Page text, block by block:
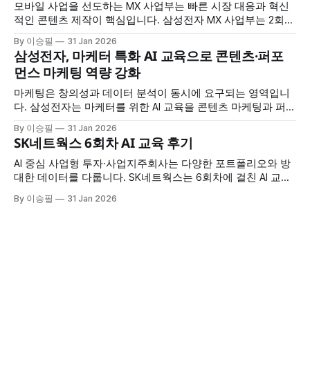
모바일 사업을 선도하는 MX 사업부는 빠른 시장 대응과 혁신
적인 콘텐츠 제작이 핵심입니다. 삼성전자 MX 사업부는 2회차
성, 업무 자동화까지 AI를 전방위로 활용하는 방법을 습득했습
니다. 교육 개요 * 교육 대상: 삼성전자 MX 사업부 * 교육 횟수:
2회차 * 교육 시간: 회차당 7시간 * 교육 특징: 시장조사·멀티
미디어
By 이승필 31 Jan 2026
삼성전자, 마케터 특화 AI 교육으로 콘텐츠·퍼포
먼스 마케팅 역량 강화
마케팅은 창의성과 데이터 분석이 동시에 요구되는 영역입니
다. 삼성전자는 마케터를 위한 AI 교육을 콘텐츠 마케팅과 퍼포
용법을 집중적으로 훈련했습니다. 교육 개요 * 교육 대상: 삼성
전자 마케터 * 교육 구성: 총 4회차 (콘텐츠 마케팅 2회 + 퍼포
먼스 마케팅 2회) * 교육 시간: 회차당 7시간 * 교육 특징: 마케
팅 직무
By 이승필 31 Jan 2026
SK네트웍스 6회차 AI 교육 후기
AI 중심 사업형 투자·사업지주회사는 다양한 포트폴리오와 방
대한 데이터를 다룹니다. SK네트웍스는 6회차에 걸친 AI 교육
미지 제작까지 실무 전반에 AI를 적용하는 방법을 습득했습니
By 이승필 31 Jan 2026